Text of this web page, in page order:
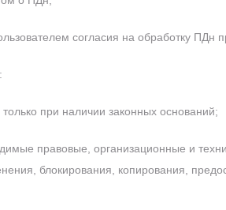
согласия на обработку
:
при наличии законных оснований;
правовые, организационные и
блокирования, копирования,